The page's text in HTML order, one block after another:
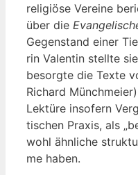
reli­giö­se Ver­ei­ne
über die
Gegen­stand einer
rin Valen­tin stell­te
besorg­te die Tex­te
Richard
Lek­tü­re inso­fern
ti­schen Pra­xis, als
wohl ähn­li­che
me haben.